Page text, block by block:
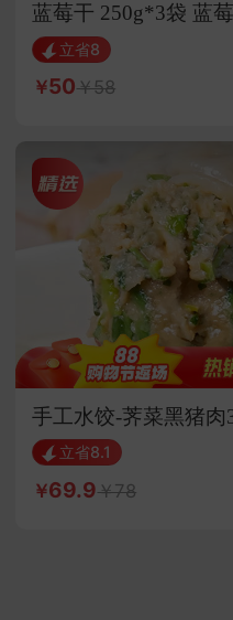
蓝莓
立省8
50 58
手工水饺-荠菜黑猪肉
（26年新荠菜））
立省8.1
69.9 78